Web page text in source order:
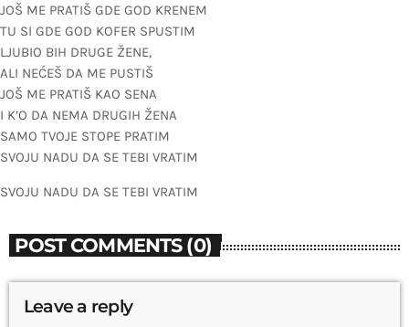
JOŠ ME PRATIŠ GDE GOD KRENEM
TU SI GDE GOD KOFER SPUSTIM
LJUBIO BIH DRUGE ŽENE,
ALI NEĆEŠ DA ME PUSTIŠ
JOŠ ME PRATIŠ KAO SENA
I K’O DA NEMA DRUGIH ŽENA
SAMO TVOJE STOPE PRATIM
SVOJU NADU DA SE TEBI VRATIM
SVOJU NADU DA SE TEBI VRATIM
POST COMMENTS (0)
Leave a reply